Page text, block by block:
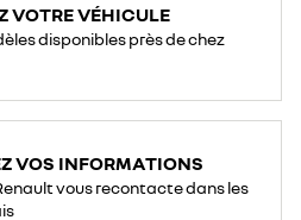
VOTRE VÉHICULE
disponibles près de chez
VOS INFORMATIONS
vous recontacte dans les